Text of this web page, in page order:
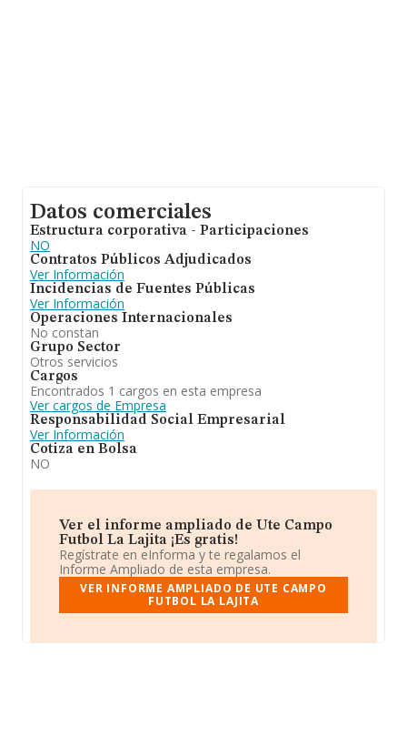
Datos comerciales
Estructura corporativa - Participaciones
NO
Contratos Públicos Adjudicados
Ver Información
Incidencias de Fuentes Públicas
Ver Información
Operaciones Internacionales
No constan
Grupo Sector
Otros servicios
Cargos
Encontrados 1 cargos en esta empresa
Ver cargos de Empresa
Responsabilidad Social Empresarial
Ver Información
Cotiza en Bolsa
NO
Ver el informe ampliado de Ute Campo
Futbol La Lajita ¡Es gratis!
Regístrate en eInforma y te regalamos el
Informe Ampliado de esta empresa.
VER INFORME AMPLIADO DE UTE CAMPO
FUTBOL LA LAJITA